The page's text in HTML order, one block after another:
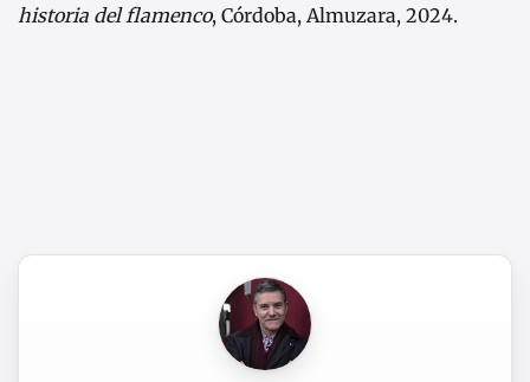
historia del flamenco, Córdoba, Almuzara, 2024.